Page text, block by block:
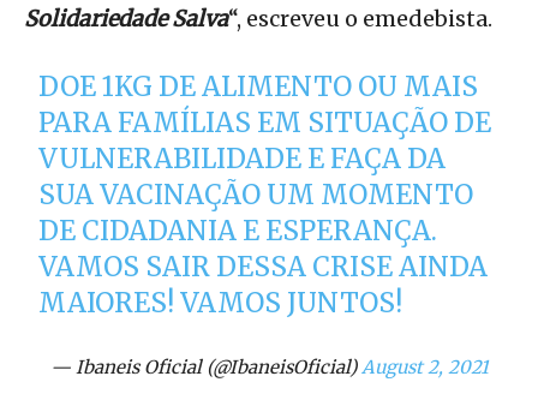
Solidariedade Salva“, escreveu o emedebista.
DOE 1KG DE ALIMENTO OU MAIS
PARA FAMÍLIAS EM SITUAÇÃO DE
VULNERABILIDADE E FAÇA DA
SUA VACINAÇÃO UM MOMENTO
DE CIDADANIA E ESPERANÇA.
VAMOS SAIR DESSA CRISE AINDA
MAIORES! VAMOS JUNTOS!
— Ibaneis Oficial (@IbaneisOficial)August 2, 2021